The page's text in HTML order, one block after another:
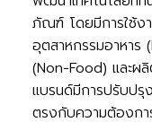
ภัณฑ์ โดยมีการใช้ง
อุตสาหกรรมอาหา
(Non-Food) และ
แบรนด์มีการปรับป
ตรงกับความต้องก